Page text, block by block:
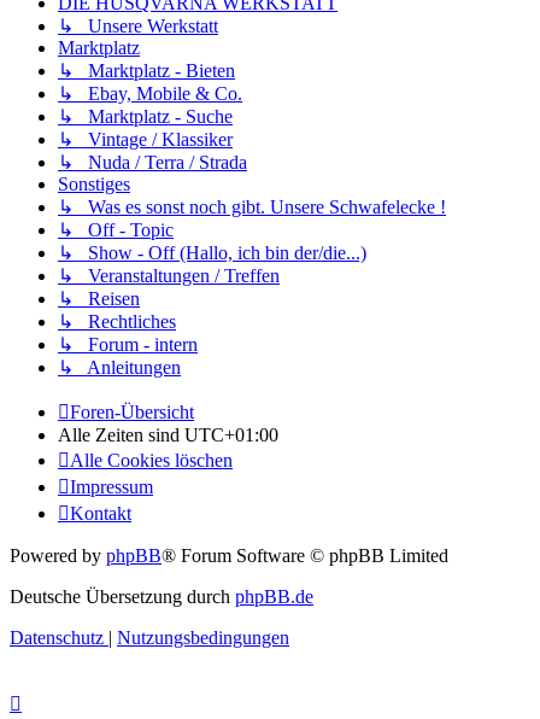
↳ Unsere Werkstatt
Marktplatz
↳ Marktplatz - Bieten
↳ Ebay, Mobile & Co.
↳ Marktplatz - Suche
↳ Vintage / Klassiker
↳ Nuda / Terra / Strada
Sonstiges
↳ Was es sonst noch gibt. Unsere Schwafelecke !
↳ Off - Topic
↳ Show - Off (Hallo, ich bin der/die...)
↳ Veranstaltungen / Treffen
↳ Reisen
↳ Rechtliches
↳ Forum - intern
↳ Anleitungen
Foren-Übersicht
Alle Zeiten sind UTC+01:00
Alle Cookies löschen
Impressum
Kontakt
Powered by phpBB® Forum Software © phpBB Limited
Deutsche Übersetzung durch phpBB.de
Datenschutz
Nutzungsbedingungen